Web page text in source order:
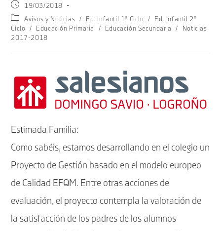
Publicación
de
la
entrada:
19/03/2018
Categoría
de
la
Avisos y Noticias / Ed. Infantil 1º Ciclo /
Ed. Infantil 2º
Ciclo
/ Educación Primaria / Educación Secundaria /
Noticias
2017-2018
Estimada Familia:
Como sabéis, estamos desarrollando en el colegio un
Proyecto de Gestión basado en el modelo europeo
de Calidad EFQM. Entre otras acciones de
evaluación, el proyecto contempla la valoración de
la satisfacción de los padres de los alumnos